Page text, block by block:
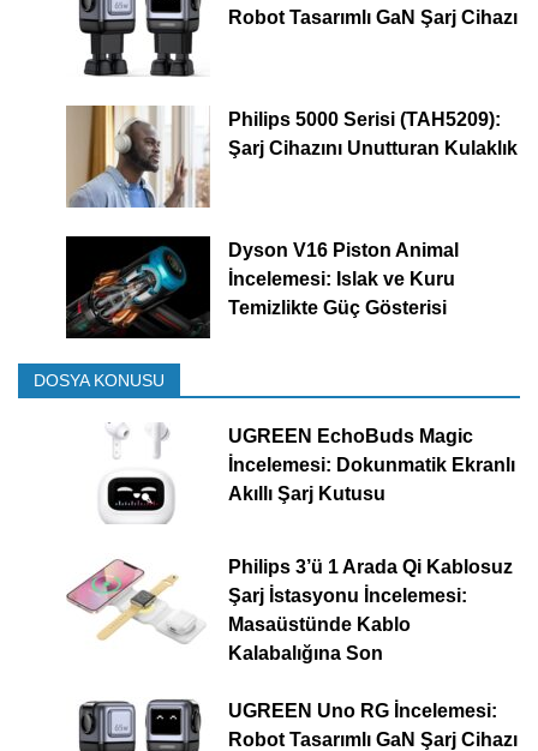
Robot Tasarımlı GaN Şarj Cihazı
Philips 5000 Serisi (TAH5209):
Şarj Cihazını Unutturan Kulaklık
Dyson V16 Piston Animal
İncelemesi: Islak ve Kuru
Temizlikte Güç Gösterisi
DOSYA KONUSU
UGREEN EchoBuds Magic
İncelemesi: Dokunmatik Ekranlı
Akıllı Şarj Kutusu
Philips 3’ü 1 Arada Qi Kablosuz
Şarj İstasyonu İncelemesi:
Masaüstünde Kablo
Kalabalığına Son
UGREEN Uno RG İncelemesi:
Robot Tasarımlı GaN Şarj Cihazı